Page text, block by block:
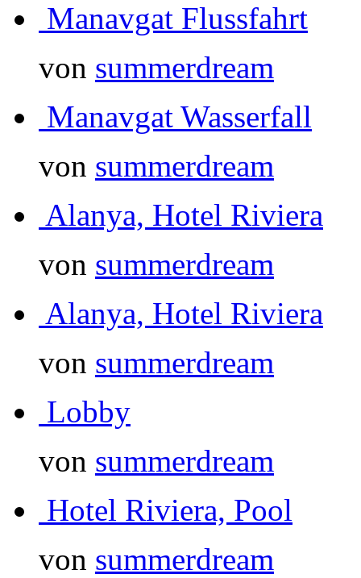
Manavgat Flussfahrt
von summerdream
Manavgat Wasserfall
von summerdream
Alanya, Hotel Riviera
von summerdream
Alanya, Hotel Riviera
von summerdream
Lobby
von summerdream
Hotel Riviera, Pool
von summerdream